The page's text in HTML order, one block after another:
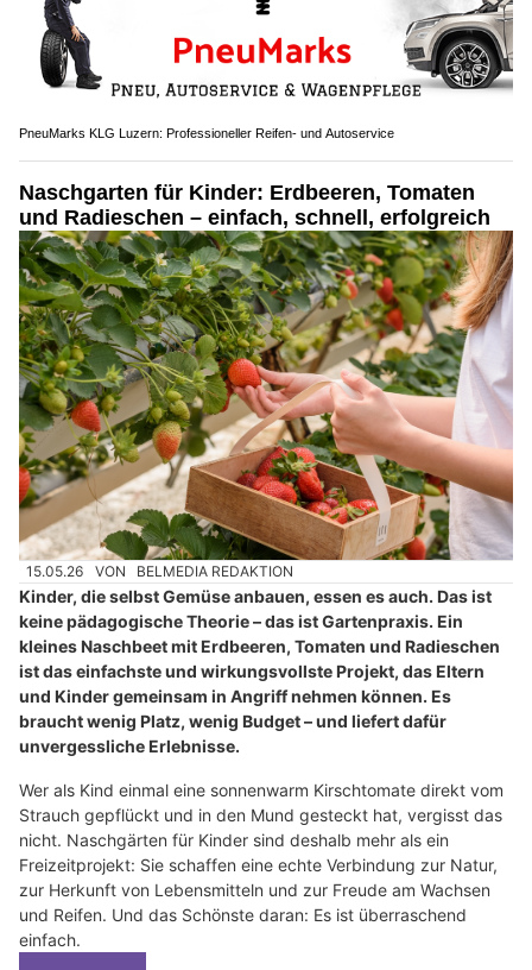
PneuMarks KLG Luzern: Professioneller Reifen- und Autoservice
Naschgarten für Kinder: Erdbeeren, Tomaten
und Radieschen – einfach, schnell, erfolgreich
15.05.26 VON BELMEDIA REDAKTION
Kinder, die selbst Gemüse anbauen, essen es auch. Das ist
keine pädagogische Theorie – das ist Gartenpraxis. Ein
kleines Naschbeet mit Erdbeeren, Tomaten und Radieschen
ist das einfachste und wirkungsvollste Projekt, das Eltern
und Kinder gemeinsam in Angriff nehmen können. Es
braucht wenig Platz, wenig Budget – und liefert dafür
unvergessliche Erlebnisse.
Wer als Kind einmal eine sonnenwarm Kirschtomate direkt vom
Strauch gepflückt und in den Mund gesteckt hat, vergisst das
nicht. Naschgärten für Kinder sind deshalb mehr als ein
Freizeitprojekt: Sie schaffen eine echte Verbindung zur Natur,
zur Herkunft von Lebensmitteln und zur Freude am Wachsen
und Reifen. Und das Schönste daran: Es ist überraschend
einfach.